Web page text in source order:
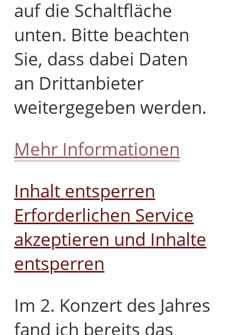
auf die Schaltfläche
unten. Bitte beachten
Sie, dass dabei Daten
an Drittanbieter
weitergegeben werden.
Mehr Informationen
Inhalt entsperren
Erforderlichen Service
akzeptieren und Inhalte
entsperren
Im 2. Konzert des Jahres
fand ich bereits das